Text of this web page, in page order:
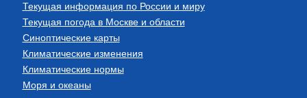
Текущая информация по России и миру
Текущая погода в Москве и области
Синоптические карты
Климатические изменения
Климатические нормы
Моря и океаны